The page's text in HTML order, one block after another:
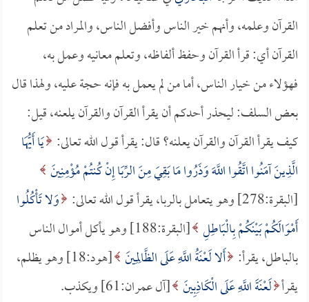
القرآن وعلمه، وأنهم خير الناس وأفضل الناس، والمراد من تعلم
القرآن أي: قرأ القرآن وحفظ ألفاظه، وتعلم معانيه وعمل به،
فهؤلاء من خيار الناس، أما من لم يعمل به فإنه حجة عليه، ولهذا قال
بعض السلف: ليحذر أحدكم أن يقرأ القرآن والقرآن يلعنه، قيل:
كيف يقرأ القرآن والقرآن يعلنه؟ قال: يقرأ قول الله تعالى: يَا أَيُّهَا
الَّذِينَ آمَنُوا اتَّقُوا اللَّهَ وَذَرُوا مَا بَقِيَ مِنَ الرِّبَا إِنْ كُنتُمْ مُؤْمِنِينَ
[البقرة:278] وهو يتعامل بالربا، يقرأ قول الله تعالى:
وَلا تَأْكُلُوا
أَمْوَالَكُمْ بَيْنَكُمْ بِالْبَاطِلِ
[البقرة:188] وهو يأكل أموال الناس
بالباطل، يقرأ: أَلا لَعْنَةُ اللَّهِ عَلَى الظَّالِمِينَ
[هود:18] وهو يظلم،
يقرأ لَعْنَةَ اللَّهِ عَلَى الْكَاذِبِينَ [آل عمران:61] ويكذب.